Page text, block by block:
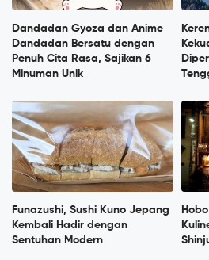
Dandadan Gyoza dan Anime
Dandadan Bersatu dengan
Penuh Cita Rasa, Sajikan 6
Minuman Unik
Funazushi, Sushi Kuno Jepang
Kembali Hadir dengan
Sentuhan Modern